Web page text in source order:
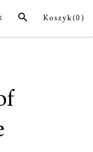
Koszyk(0)
SZUKAJ